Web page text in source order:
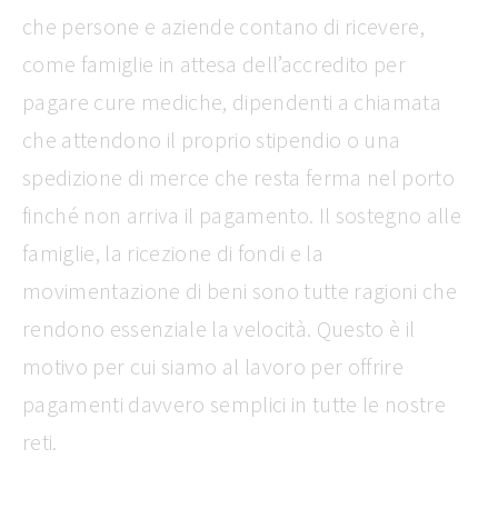
che persone e aziende contano di ricevere,
come famiglie in attesa dell’accredito per
pagare cure mediche, dipendenti a chiamata
che attendono il proprio stipendio o una
spedizione di merce che resta ferma nel porto
finché non arriva il pagamento. Il sostegno alle
famiglie, la ricezione di fondi e la
movimentazione di beni sono tutte ragioni che
rendono essenziale la velocità. Questo è il
motivo per cui siamo al lavoro per offrire
pagamenti davvero semplici in tutte le nostre
reti.